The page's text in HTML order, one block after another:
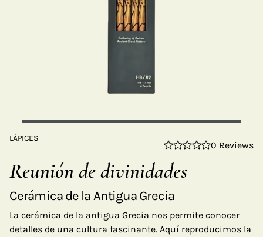
LÁPICES
0 Reviews
Reunión de divinidades
Cerámica de la Antigua Grecia
La cerámica de la antigua Grecia nos permite conocer
detalles de una cultura fascinante. Aquí reproducimos la